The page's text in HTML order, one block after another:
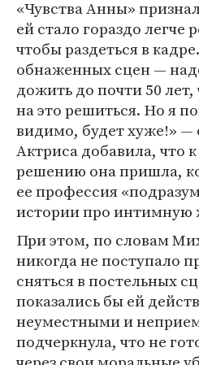
«Чувства Анны»
ей стало гораздо легче
чтобы раздеться в
обнаженных сцен —
дожить до почти 50
на это решиться. Но я
видимо, будет хуже!» —
Актриса добавила, что
решению она пришла,
ее профессия
истории про интимную
При этом, по словам
никогда не поступало
сняться в постельных
показались бы ей
неуместными и
подчеркнула, что не